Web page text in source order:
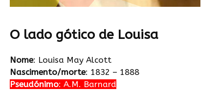
O lado gótico de Louisa
Nome: Louisa May Alcott
Nascimento/morte: 1832 – 1888
Pseudónimo: A.M. Barnard